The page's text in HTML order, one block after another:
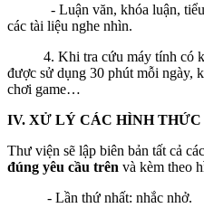
- Luận văn, khóa luận, tiểu
các tài liệu nghe nhìn.
4. Khi tra cứu máy tính có
được sử dụng 30 phút mỗi ngày,
chơi game…
IV. XỬ LÝ CÁC HÌNH
Thư viện sẽ lập biên bản tất cả
đúng yêu cầu trên và kèm theo
- Lần thứ nhất: nhắc nhở.